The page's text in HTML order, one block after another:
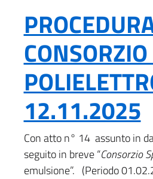
12.11.2025
Con atto n° 14 assunto in
seguito in breve “Consorzio
emulsione”. (Periodo